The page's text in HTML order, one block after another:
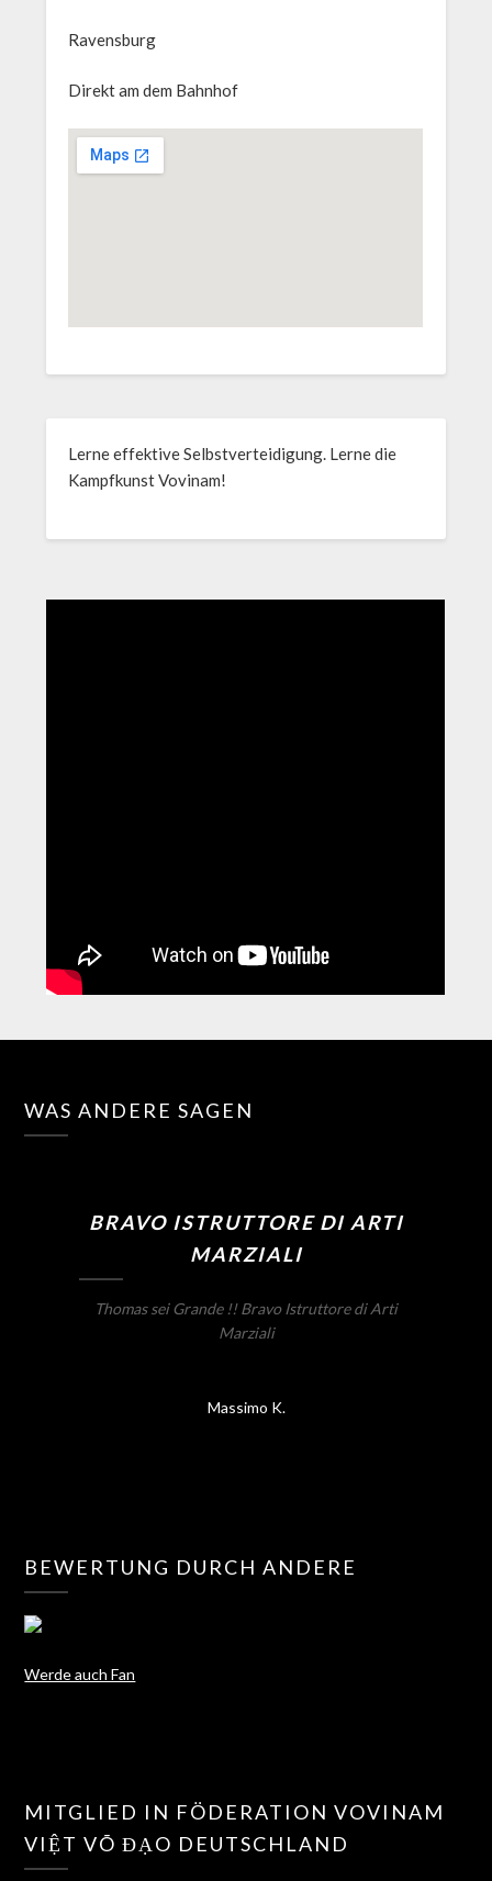
Ravensburg
Direkt am dem Bahnhof
Lerne effektive Selbstverteidigung. Lerne die
Kampfkunst Vovinam!
WAS ANDERE SAGEN
BRAVO ISTRUTTORE DI ARTI
MARZIALI
Thomas sei Grande !! Bravo Istruttore di Arti
Marziali
Massimo K.
BEWERTUNG DURCH ANDERE
Werde auch Fan
MITGLIED IN FÖDERATION VOVINAM
VIỆT VÕ ĐẠO DEUTSCHLAND